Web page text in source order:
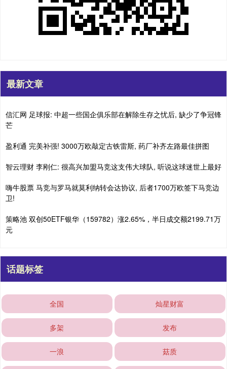
最新文章
信汇网 足球报: 中超一些国企俱乐部在解除生存之忧后, 缺少了争冠锋
芒
盈利通 完美补强! 3000万欧敲定古铁雷斯, 药厂补齐左路最佳拼图
智云理财 李刚仁: 很高兴加盟马竞这支伟大球队, 听说这球迷世上最好
嗨牛股票 马竞与罗马就莫利纳转会达协议, 后者1700万欧签下马竞边
卫!
策略池 双创50ETF银华（159782）涨2.65%，半日成交额2199.71万
元
话题标签
全国 灿星财富
多架 发布
一浪 菇质